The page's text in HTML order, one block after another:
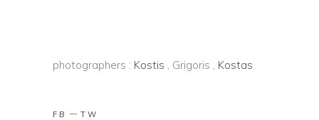
photographers : Kostis , Grigoris , Kostas
FB TW